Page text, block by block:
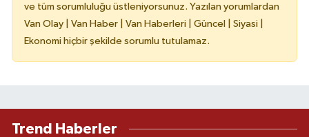
ve tüm sorumluluğu üstleniyorsunuz. Yazılan yorumlardan
Van Olay | Van Haber | Van Haberleri | Güncel | Siyasi |
Ekonomi hiçbir şekilde sorumlu tutulamaz.
Trend Haberler